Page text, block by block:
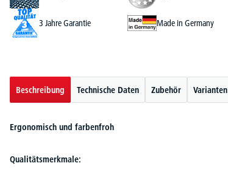
3 Jahre Garantie Made in Germany
Beschreibung Technische Daten Zubehör Varianten
Ergonomisch und farbenfroh
Qualitätsmerkmale: